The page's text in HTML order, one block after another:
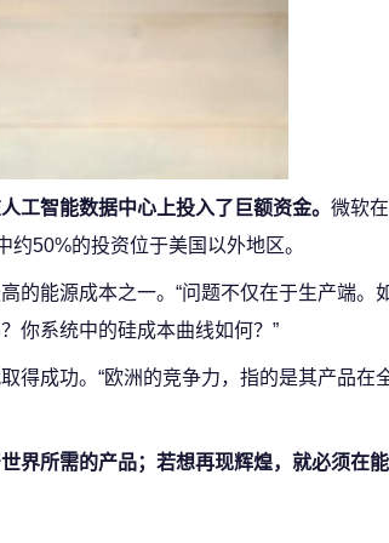
工智能数据中心上投入了巨额资金。 微软
50%的投资位于美国以外地区。
的能源成本之一。“问题不仅在于生产端。
你系统中的硅成本曲线如何？”
得成功。“欧洲的竞争力，指的是其产品在
界所需的产品；若想再现辉煌，就必须在